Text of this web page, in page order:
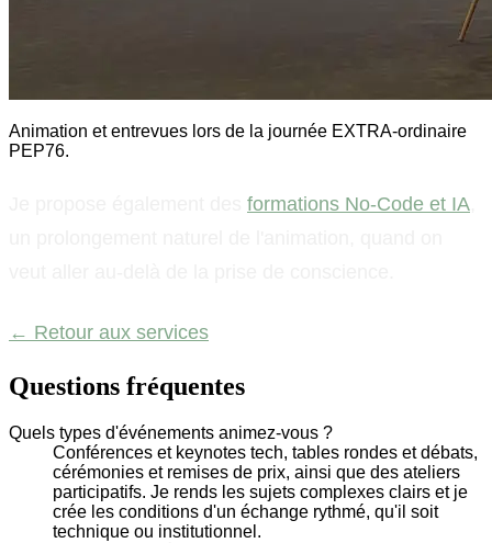
Animation et entrevues lors de la journée EXTRA-ordinaire
PEP76.
formations No-Code et IA
← Retour aux services
Questions fréquentes
Quels types d'événements animez-vous ?
Conférences et keynotes tech, tables rondes et débats,
cérémonies et remises de prix, ainsi que des ateliers
participatifs. Je rends les sujets complexes clairs et je
crée les conditions d'un échange rythmé, qu'il soit
technique ou institutionnel.